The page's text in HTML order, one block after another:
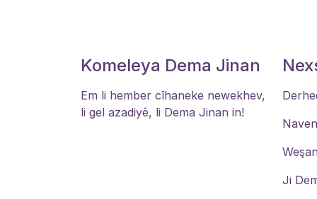
Komeleya Dema Jinan
Em li hember cîhaneke newekhev,
li gel azadiyê, li Dema Jinan in!
Ji